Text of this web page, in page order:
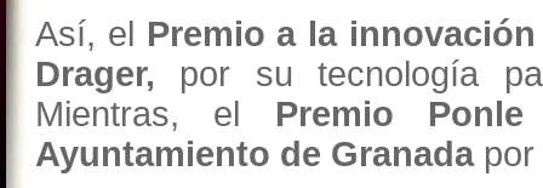
Así, el Premio a la
Drager, por su tecnología
Mientras, el Premio
Ayuntamiento de Granadapor